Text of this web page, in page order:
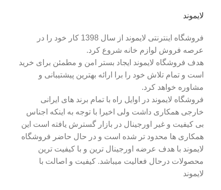
لایموند
فروشگاه اینترنتی لایموند از سال 1398 کار خود را در
عرصه فروش لوازم خانه شروع کرد.
هدف فروشگاه لایموند ایجاد بستر امن و مطمئن برای خرید
است و تمام تلاش خود را برا ارائه بهترین پیشتیبانی و
مشاوره خواهد کرد.
فروشگاه لایموند در اوایل راه با تمام برند های ایرانی
خارجی همکاری داشت ولی اخیرا با توجه به اینکه اجناس
بی کیفیت و غیر اورجینال در بازار گسترش یافته است این
همکاری ها محدود تر شده است و در حال حاضر فروشگاه
لایموند با هدف عرضه اورجینال ترین و با کیفیت ترین
محصولات درحال فعالیت میباشد. کیفیت و اصالت با
لایموند